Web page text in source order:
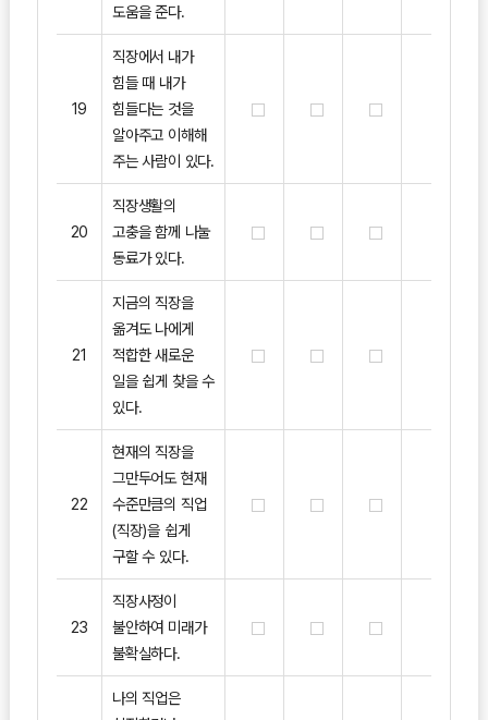
도움을 준다.
19
직장에서 내가
힘들 때 내가
힘들다는 것을
알아주고 이해해
주는 사람이 있다.
20
직장생활의
고충을 함께 나눌
동료가 있다.
21
지금의 직장을
옮겨도 나에게
적합한 새로운
일을 쉽게 찾을 수
있다.
22
현재의 직장을
그만두어도 현재
수준만큼의 직업
(직장)을 쉽게
구할 수 있다.
23
직장사정이
불안하여 미래가
불확실하다.
나의 직업은